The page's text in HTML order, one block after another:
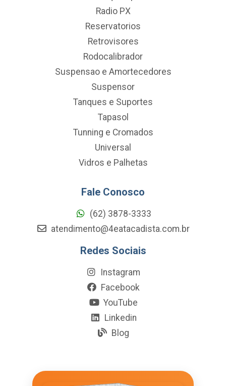
Radio PX
Reservatorios
Retrovisores
Rodocalibrador
Suspensao e Amortecedores
Suspensor
Tanques e Suportes
Tapasol
Tunning e Cromados
Universal
Vidros e Palhetas
Fale Conosco
(62) 3878-3333
atendimento@4eatacadista.com.br
Redes Sociais
Instagram
Facebook
YouTube
Linkedin
Blog